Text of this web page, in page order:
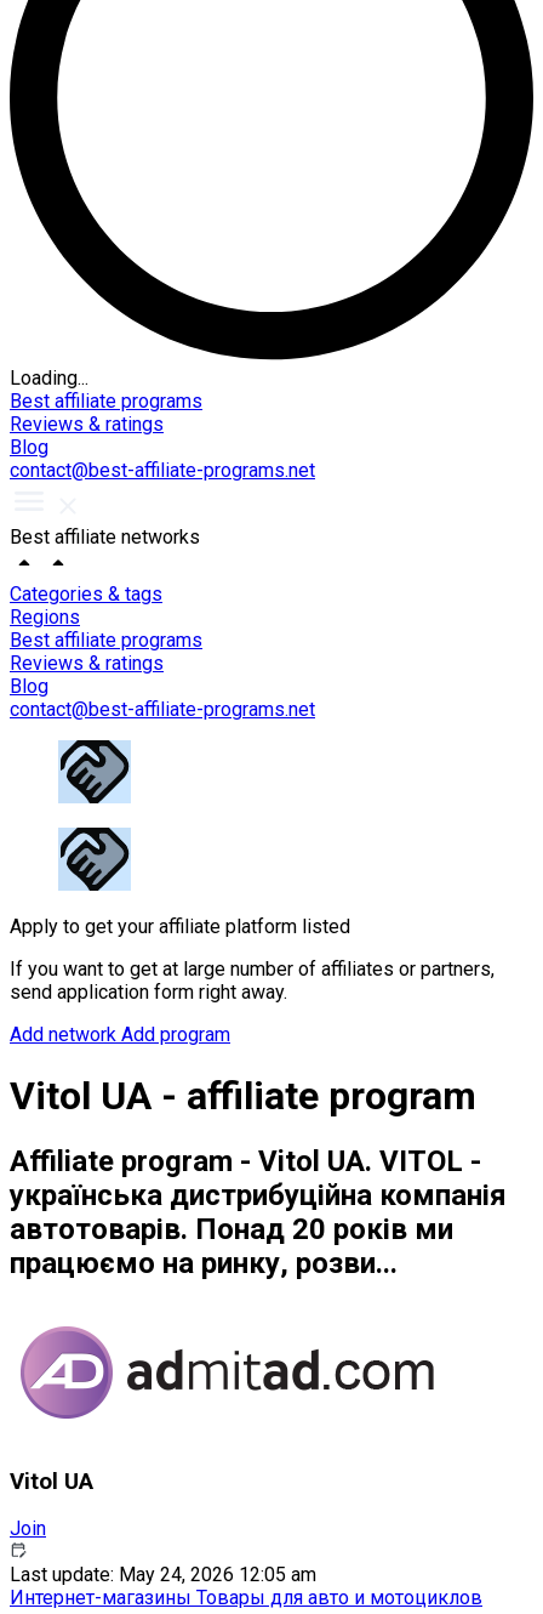
Loading...
Best affiliate programs
Reviews & ratings
Blog
contact@best-affiliate-programs.net
Best affiliate networks
Categories & tags
Regions
Best affiliate programs
Reviews & ratings
Blog
contact@best-affiliate-programs.net
Apply to get your affiliate platform listed
If you want to get at large number of affiliates or partners,
send application form right away.
Add network Add program
Vitol UA - affiliate program
Affiliate program - Vitol UA. VITOL -
українська дистрибуційна компанія
автотоварів. Понад 20 років ми
працюємо на ринку, розви...
Vitol UA
Join
Last update: May 24, 2026 12:05 am
Интернет-магазины Товары для авто и мотоциклов